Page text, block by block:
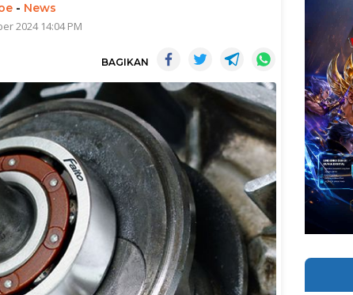
- News
2024 14:04 PM
BAGIKAN